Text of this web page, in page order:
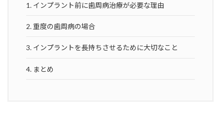
1. インプラント前に歯周病治療が必要な理由
2.重度の歯周病の場合
3. インプラントを長持ちさせるために大切なこと
4. まとめ